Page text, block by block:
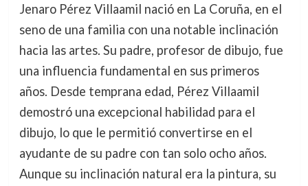
Jenaro Pérez Villaamil nació en La Coruña, en el
seno de una familia con una notable inclinación
hacia las artes. Su padre, profesor de dibujo, fue
una influencia fundamental en sus primeros
años. Desde temprana edad, Pérez Villaamil
demostró una excepcional habilidad para el
dibujo, lo que le permitió convertirse en el
ayudante de su padre con tan solo ocho años.
Aunque su inclinación natural era la pintura, su